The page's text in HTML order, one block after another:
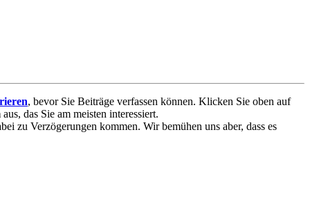
, bevor Sie Beiträge verfassen können. Klicken Sie oben auf
das Sie am meisten interessiert.
zu Verzögerungen kommen. Wir bemühen uns aber, dass es